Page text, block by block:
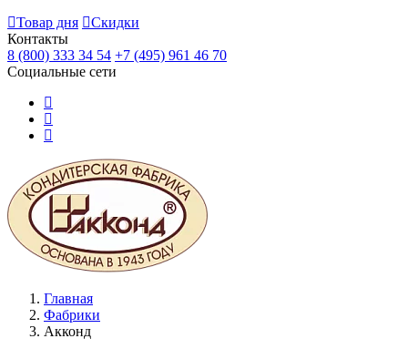
Товар дня
Скидки
Контакты
8 (800) 333 34 54 +7 (495) 961 46 70
Социальные сети
Главная
Фабрики
Акконд